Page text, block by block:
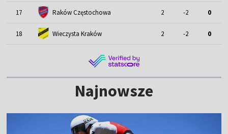
17 Raków Częstochowa 2 -2 0
18 Wieczysta Kraków 2 -2 0
Najnowsze